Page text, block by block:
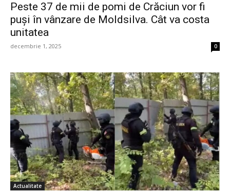
Peste 37 de mii de pomi de Crăciun vor fi
puși în vânzare de Moldsilva. Cât va costa
unitatea
decembrie 1, 2025 0
Actualitate